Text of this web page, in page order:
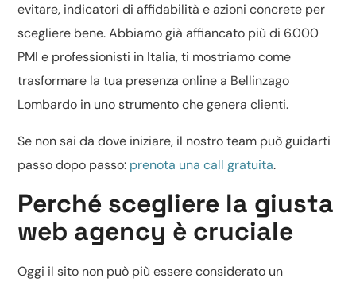
evitare, indicatori di affidabilità e azioni concrete per
scegliere bene. Abbiamo già affiancato più di 6.000
PMI e professionisti in Italia, ti mostriamo come
trasformare la tua presenza online a Bellinzago
Lombardo in uno strumento che genera clienti.
Se non sai da dove iniziare, il nostro team può guidarti
passo dopo passo: prenota una call gratuita.
Perché scegliere la giusta
web agency è cruciale
Oggi il sito non può più essere considerato un